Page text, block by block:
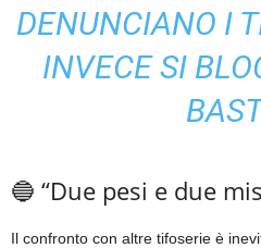
DENUNCIANO I
INVECE SI
🔵 “Due pesi e due
Il confronto con altre tifoserie è